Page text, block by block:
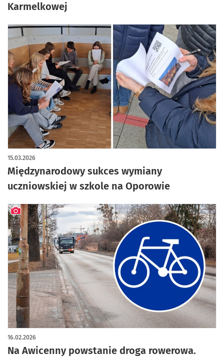
Karmelkowej
Międzynarodowy sukces wymiany
uczniowskiej w szkole na Oporowie
15.03.2026
Na Awicenny powstanie droga rowerowa.
16.02.2026
artykuł z galerią zdjęć